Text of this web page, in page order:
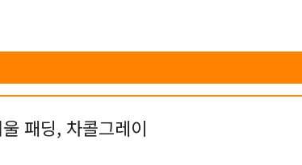
패딩, 차콜그레이